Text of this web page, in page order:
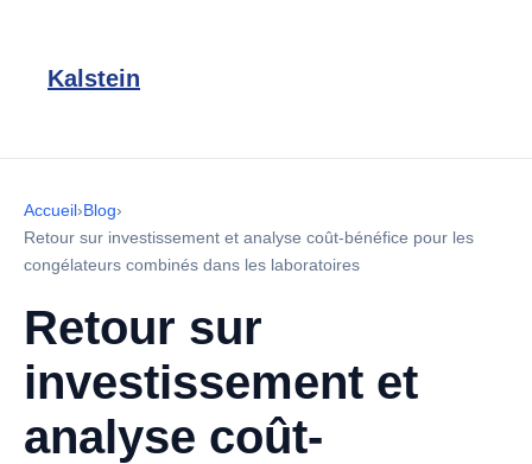
Kalstein
Accueil›Blog›
Retour sur investissement et analyse coût-bénéfice pour les
congélateurs combinés dans les laboratoires
Retour sur
investissement et
analyse coût-